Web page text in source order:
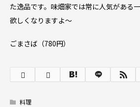
た逸品です。味畑家では常に人気がある
欲しくなりますよ～
ごまさば（780円）
料理